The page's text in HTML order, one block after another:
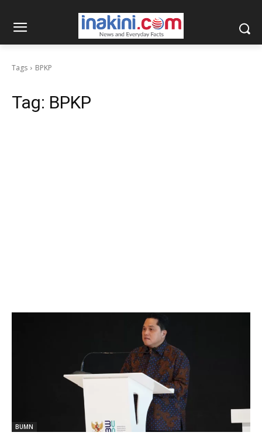
Tags BPKP
Tag: BPKP
BUMN